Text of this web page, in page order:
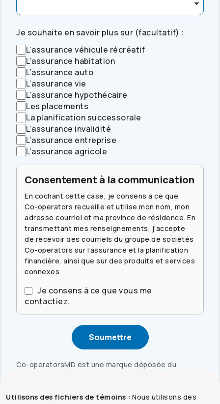
Je souhaite en savoir plus sur (facultatif) :
L’assurance véhicule récréatif
L’assurance habitation
L’assurance auto
L’assurance vie
L’assurance hypothécaire
Les placements
La planification successorale
L’assurance invalidité
L’assurance entreprise
L’assurance agricole
Consentement à la communication
En cochant cette case, je consens à ce que
Co-operators recueille et utilise mon nom, mon
adresse courriel et ma province de résidence. En
transmettant mes renseignements, j’accepte
de recevoir des courriels du groupe de sociétés
Co-operators sur l’assurance et la planification
financière, ainsi que sur des produits et services
connexes.
Je consens à ce que vous me
contactiez.
Co-operatorsMD est une marque déposée du
Co-operators,Co-operatorsCompagnie
Utilisons des fichiers de témoins : Nous utilisons des